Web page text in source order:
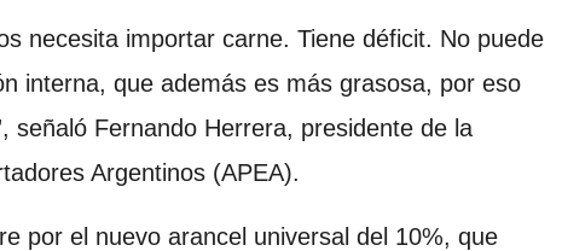
necesita importar carne. Tiene déficit. No puede
interna, que además es más grasosa, por eso
señaló Fernando Herrera, presidente de la
Argentinos (APEA).
por el nuevo arancel universal del 10%, que